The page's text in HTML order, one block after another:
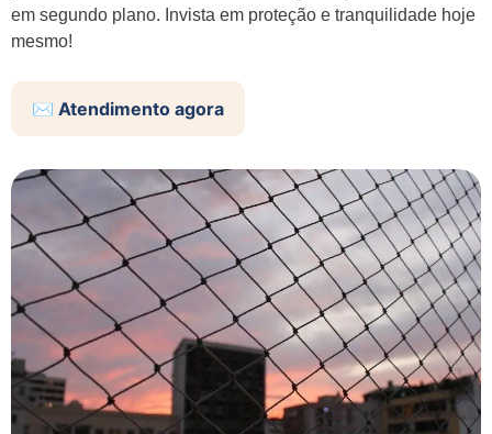
em segundo plano. Invista em proteção e tranquilidade hoje
mesmo!
✉️ Atendimento agora